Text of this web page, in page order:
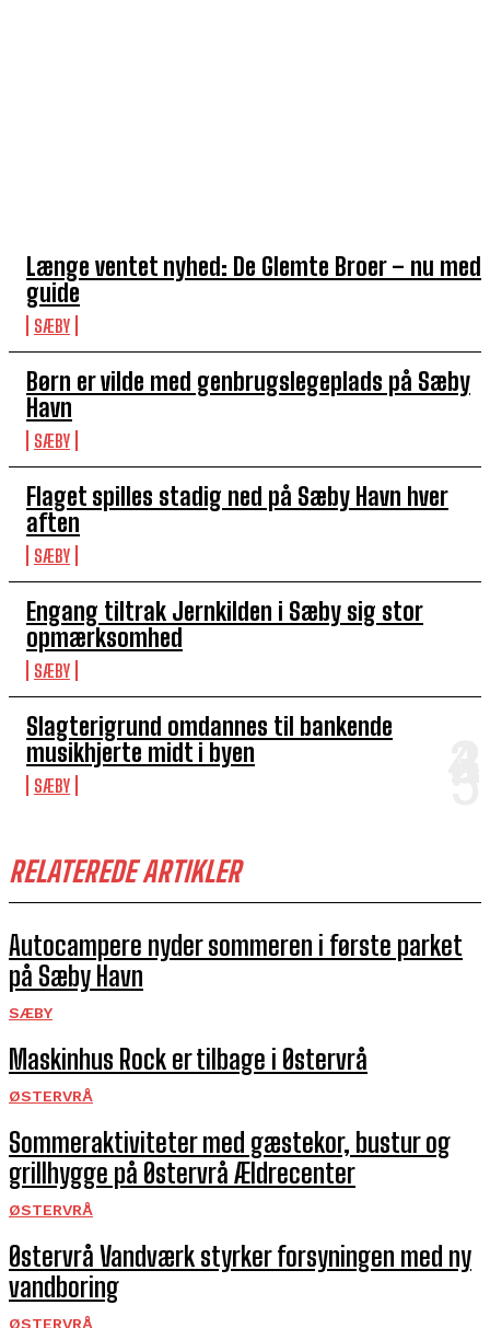
Længe ventet nyhed: De Glemte Broer – nu med
guide
SÆBY
Børn er vilde med genbrugslegeplads på Sæby
Havn
SÆBY
Flaget spilles stadig ned på Sæby Havn hver
aften
SÆBY
Engang tiltrak Jernkilden i Sæby sig stor
opmærksomhed
SÆBY
Slagterigrund omdannes til bankende
musikhjerte midt i byen
SÆBY
RELATEREDE ARTIKLER
Autocampere nyder sommeren i første parket
på Sæby Havn
SÆBY
Maskinhus Rock er tilbage i Østervrå
ØSTERVRÅ
Sommeraktiviteter med gæstekor, bustur og
grillhygge på Østervrå Ældrecenter
ØSTERVRÅ
Østervrå Vandværk styrker forsyningen med ny
vandboring
ØSTERVRÅ